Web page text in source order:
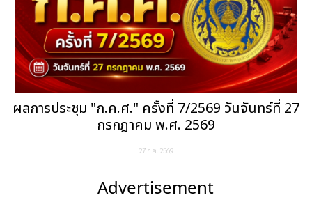
ผลการประชุม "ก.ค.ศ." ครั้งที่ 7/2569 วันจันทร์ที่ 27
กรกฎาคม พ.ศ. 2569
27 ก.ค. 2569
Advertisement